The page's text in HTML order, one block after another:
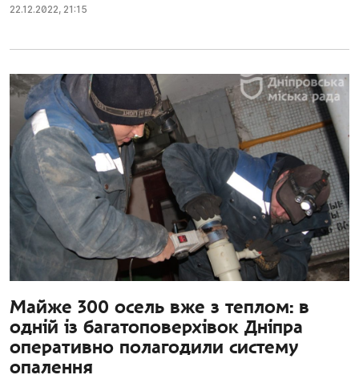
22.12.2022, 21:15
Майже 300 осель вже з теплом: в
одній із багатоповерхівок Дніпра
оперативно полагодили систему
опалення